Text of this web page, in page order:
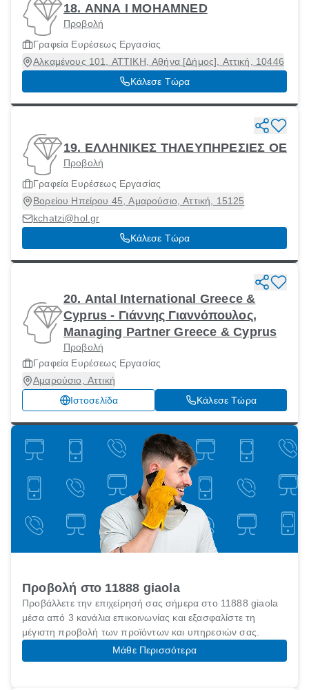
18. ANNA I MOHAMNED
Προβολή
Γραφεία Ευρέσεως Εργασίας
Αλκαμένους 101, ΑΤΤΙΚΗ, Αθήνα [Δήμος], Αττική, 10446
Κάλεσε Τώρα
19. ΕΛΛΗΝΙΚΕΣ ΤΗΛΕΥΠΗΡΕΣΙΕΣ ΟΕ
Προβολή
Γραφεία Ευρέσεως Εργασίας
Βορείου Ηπείρου 45, Αμαρούσιο, Αττική, 15125
kchatzi@hol.gr
Κάλεσε Τώρα
20. Antal International Greece &
Cyprus - Γιάννης Γιαννόπουλος,
Managing Partner Greece & Cyprus
Προβολή
Γραφεία Ευρέσεως Εργασίας
Αμαρούσιο, Αττική
Ιστοσελίδα
Κάλεσε Τώρα
Προβολή στο 11888 giaola
Προβάλλετε την επιχείρησή σας σήμερα στο 11888 giaola
μέσα από 3 κανάλια επικοινωνίας και εξασφαλίστε τη
μέγιστη προβολή των προϊόντων και υπηρεσιών σας.
Μάθε Περισσότερα